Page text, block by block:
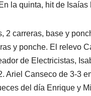
la quinta, hit de
2 carreras, base y
y ponche. El relevo
de Electricistas,
Ariel Canseco de 3-3
del día Enrique y